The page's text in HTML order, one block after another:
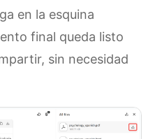
en la esquina
final queda listo
sin necesidad